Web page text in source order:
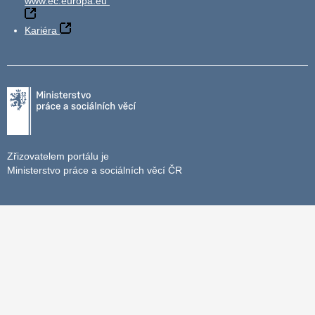
Kariéra
Zřizovatelem portálu je
Ministerstvo práce a sociálních věcí ČR